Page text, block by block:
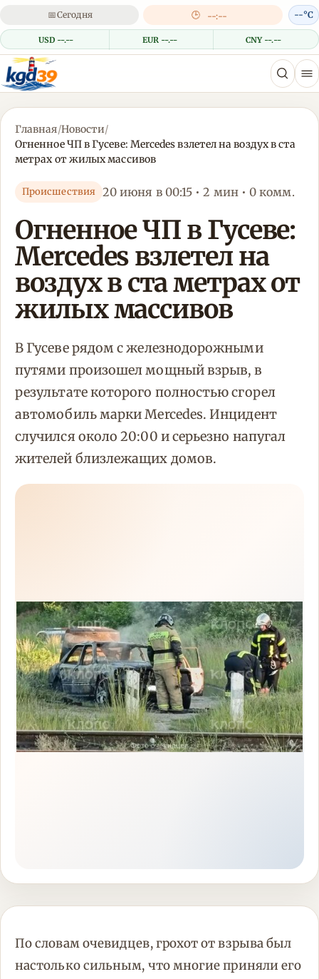
📅Сегодня 🕒 --:--
USD --.-- EUR --.-- CNY --.--
--°C
Главная/Новости/
Огненное ЧП в Гусеве: Mercedes взлетел на воздух в ста
метрах от жилых массивов
Происшествия 20 июня в 00:15 • 2 мин • 0 комм.
Огненное ЧП в Гусеве:
Mercedes взлетел на
воздух в ста метрах от
жилых массивов
В Гусеве рядом с железнодорожными
путями произошел мощный взрыв, в
результате которого полностью сгорел
автомобиль марки Mercedes. Инцидент
случился около 20:00 и серьезно напугал
жителей близлежащих домов.
По словам очевидцев, грохот от взрыва был
настолько сильным, что многие приняли его